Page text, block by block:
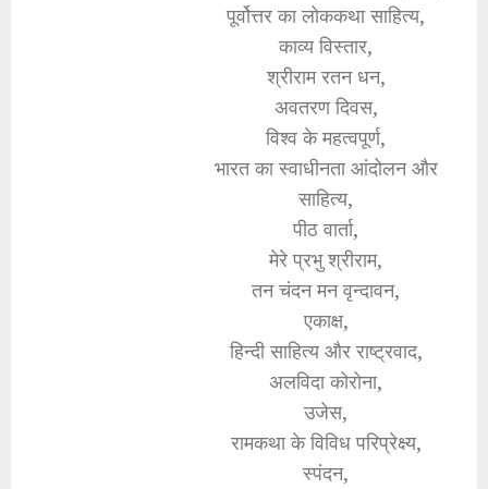
पूर्वोत्तर का लोककथा साहित्य,
काव्य विस्तार,
श्रीराम रतन धन,
अवतरण दिवस,
विश्व के महत्वपूर्ण,
भारत का स्वाधीनता आंदोलन और
साहित्य,
पीठ वार्ता,
मेरे प्रभु श्रीराम,
तन चंदन मन वृन्दावन,
एकाक्ष,
हिन्दी साहित्य और राष्ट्रवाद,
अलविदा कोरोना,
उजेस,
रामकथा के विविध परिप्रेक्ष्य,
स्पंदन,